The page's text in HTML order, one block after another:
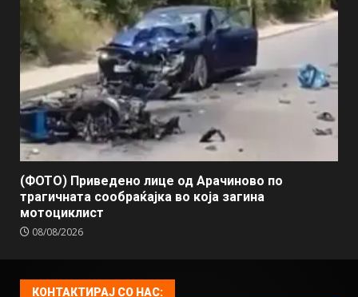
(ФОТО) Приведено лице од Арачиново по
трагичната сообраќајка во која загина
мотоциклист
08/08/2026
КОНТАКТИРАЈ СО НАС: